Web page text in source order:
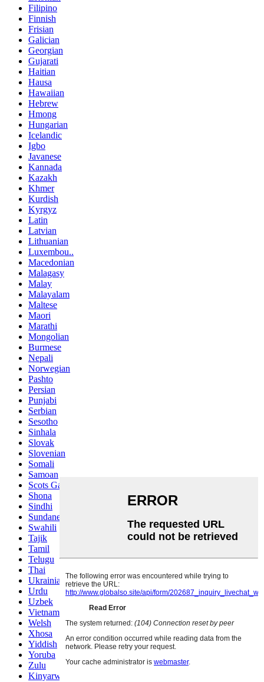
Filipino
Finnish
Frisian
Galician
Georgian
Gujarati
Haitian
Hausa
Hawaiian
Hebrew
Hmong
Hungarian
Icelandic
Igbo
Javanese
Kannada
Kazakh
Khmer
Kurdish
Kyrgyz
Latin
Latvian
Lithuanian
Luxembou..
Macedonian
Malagasy
Malay
Malayalam
Maltese
Maori
Marathi
Mongolian
Burmese
Nepali
Norwegian
Pashto
Persian
Punjabi
Serbian
Sesotho
Sinhala
Slovak
Slovenian
Somali
Samoan
Scots Gaelic
Shona
Sindhi
Sundanese
Swahili
Tajik
Tamil
Telugu
Thai
Ukrainian
Urdu
Uzbek
Vietnamese
Welsh
Xhosa
Yiddish
Yoruba
Zulu
Kinyarwanda